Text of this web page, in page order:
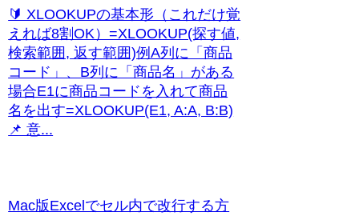
🔰 XLOOKUPの基本形（これだけ覚
えれば8割OK）=XLOOKUP(探す値,
検索範囲, 返す範囲)例A列に「商品
コード」、B列に「商品名」がある
場合E1に商品コードを入れて商品
名を出す=XLOOKUP(E1, A:A, B:B)
📌 意...
Mac版Excelでセル内で改行する方